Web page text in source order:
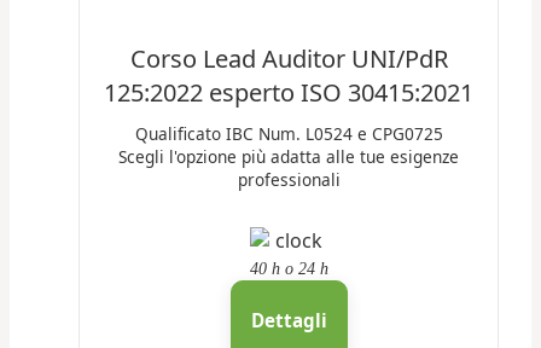
Corso Lead Auditor UNI/PdR
125:2022 esperto ISO 30415:2021
Qualificato IBC Num. L0524 e CPG0725
Scegli l'opzione più adatta alle tue esigenze
professionali
40 ho 24 h
Dettagli